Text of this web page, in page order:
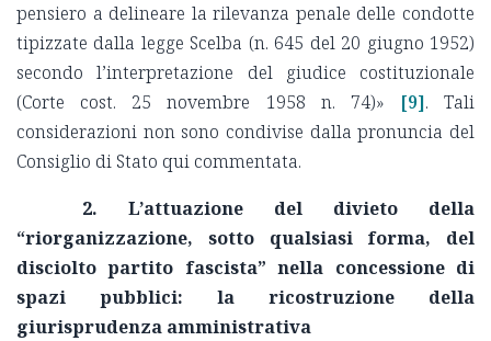
pensiero a delineare la rilevanza penale delle condotte
tipizzate dalla legge Scelba (n. 645 del 20 giugno 1952)
secondo l’interpretazione del giudice costituzionale
(Corte cost. 25 novembre 1958 n. 74)»
[9]. Tali
considerazioni non sono condivise dalla pronuncia del
Consiglio di Stato qui commentata.
2. L’attuazione del divieto della
“riorganizzazione, sotto qualsiasi forma, del
disciolto partito fascista” nella concessione di
spazi pubblici: la ricostruzione della
giurisprudenza amministrativa